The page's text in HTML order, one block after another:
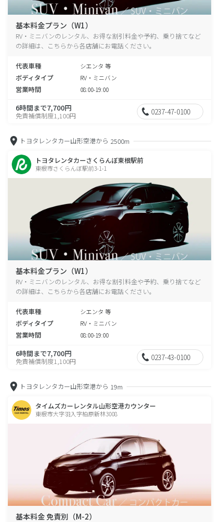
基本料金プラン（W1）
RV・ミニバンのレンタル、お得な割引料金や予約、乗り捨てなど
の詳細は、こちらから各店舗にお電話ください。
代表車種 シエンタ 等
ボディタイプ RV・ミニバン
営業時間 08:00-19:00
6時間まで7,700円
免責補償制度1,100円 0237-47-0100
トヨタレンタカー山形空港から 2500m
トヨタレンタカーさくらんぼ東根駅前
東根市さくらんぼ駅前3-1-1
基本料金プラン（W1）
RV・ミニバンのレンタル、お得な割引料金や予約、乗り捨てなど
の詳細は、こちらから各店舗にお電話ください。
代表車種 シエンタ 等
ボディタイプ RV・ミニバン
営業時間 08:00-19:00
6時間まで7,700円
免責補償制度1,100円 0237-43-0100
トヨタレンタカー山形空港から 19m
タイムズカーレンタル山形空港カウンター
東根市大字羽入字柏原新林3008
基本料金 免責別（M-2）